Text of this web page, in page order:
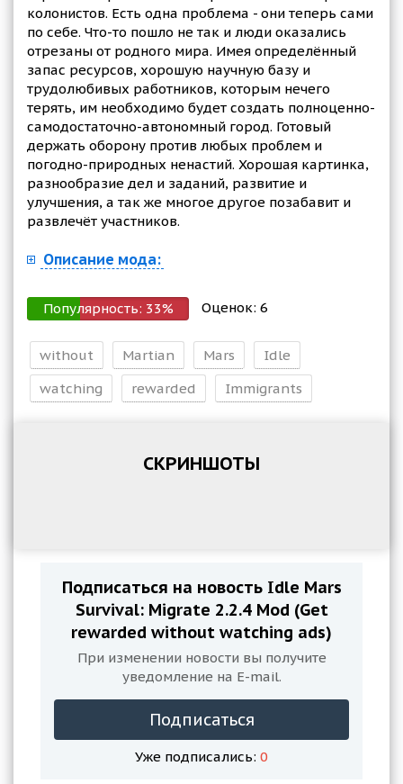
колонистов. Есть одна проблема - они теперь сами
по себе. Что-то пошло не так и люди оказались
отрезаны от родного мира. Имея определённый
запас ресурсов, хорошую научную базу и
трудолюбивых работников, которым нечего
терять, им необходимо будет создать полноценно-
самодостаточно-автономный город. Готовый
держать оборону против любых проблем и
погодно-природных ненастий. Хорошая картинка,
разнообразие дел и заданий, развитие и
улучшения, а так же многое другое позабавит и
развлечёт участников.
Описание мода:
Популярность: 33% Оценок: 6
without Martian Mars
Idle
watching
rewarded Immigrants
СКРИНШОТЫ
Подписаться на новость Idle Mars
Survival: Migrate 2.2.4 Mod (Get
rewarded without watching ads)
При изменении новости вы получите
уведомление на E-mail.
Подписаться
Уже подписались: 0